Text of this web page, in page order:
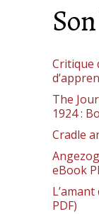
Critique
The
1924 :
Cradle
eBook
PDF)